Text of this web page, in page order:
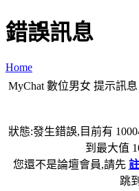
錯誤訊息
Home
MyChat 數位男女 提示訊息
狀態:發生錯誤,目前有
到最大值
您還不是論壇會員,請先
跳